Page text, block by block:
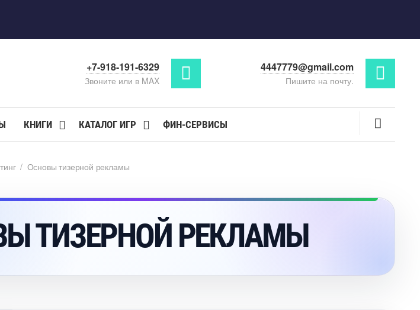
+7-918-191-6329
Звоните или в MAX
4447779@gmail.com
Пишите на почту.
КНИГИ КАТАЛОГ ИГР ФИН-СЕРВИСЫ
/ Основы тизерной рекламы
ТИЗЕРНОЙ РЕКЛАМЫ